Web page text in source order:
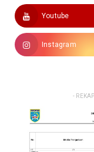
Youtube
Instagram
-